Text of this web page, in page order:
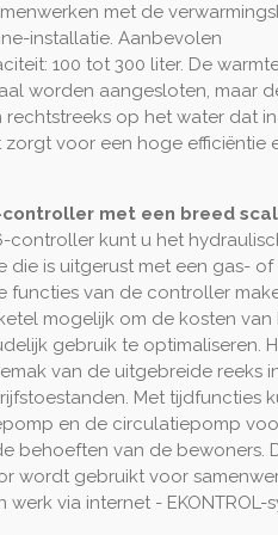
met de
installatie. Aanbevolen
100 tot 300 liter. De
worden aangesloten, maar
op het water dat
voor een hoge efficiëntie
met een breed
controller kunt u het
die is uitgerust met een gas- of
functies van de controller
mogelijk om de kosten van
gebruik te optimaliseren.
van de uitgebreide reeks
Met tijdfuncties
en de circulatiepomp
behoeften van de bewoners.
wordt gebruikt voor
via internet - EKONTROL-